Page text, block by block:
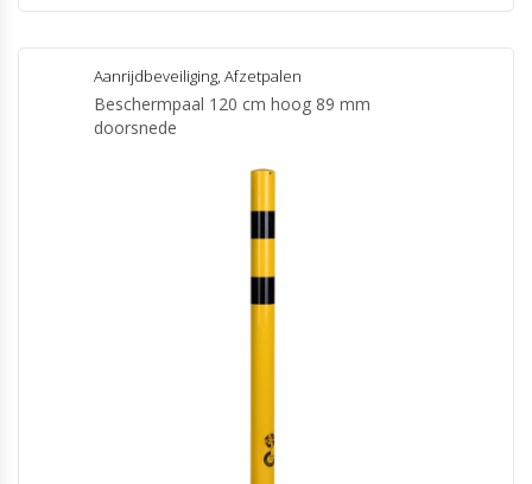
Aanrijdbeveiliging, Afzetpalen
Beschermpaal 120 cm hoog 89 mm
doorsnede